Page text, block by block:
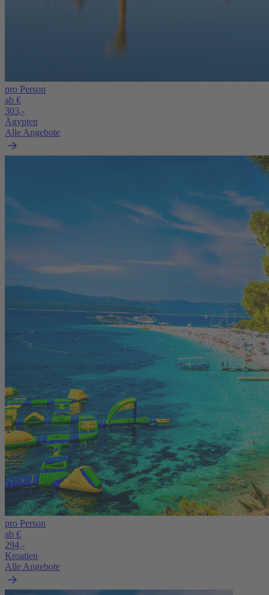
pro Person
ab €
303,-
Ägypten
Alle Angebote
pro Person
ab €
294,-
Kroatien
Alle Angebote